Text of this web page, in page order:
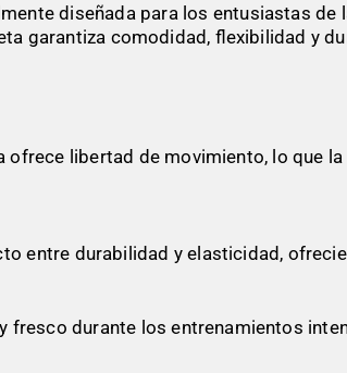
diseñada para los entusiastas de
garantiza comodidad, flexibilidad y
libertad de movimiento, lo que
entre durabilidad y elasticidad,
durante los entrenamientos